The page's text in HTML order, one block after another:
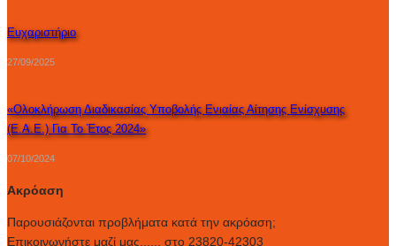
Ευχαριστήριο
27/09/2025
«Ολοκλήρωση Διαδικασίας Υποβολής Ενιαίας Αίτησης Ενίσχυσης
(Ε.Α.Ε.) Για Το Έτος 2024»
07/10/2024
Ακρόαση
Παρουσιάζονται προβλήματα κατά την ακρόαση;
Επικοινωνήστε μαζί μας...... στο 23820-42303